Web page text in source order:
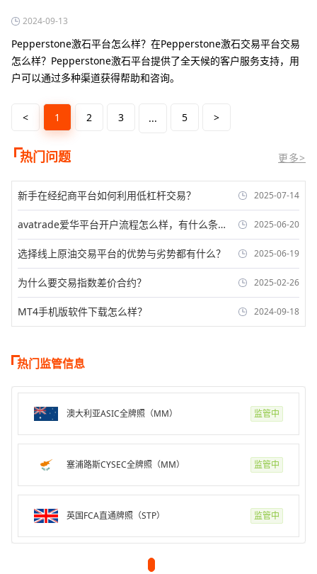
2024-09-13
Pepperstone激石平台怎么样？在Pepperstone激石交易平台交易
怎么样？Pepperstone激石平台提供了全天候的客户服务支持，用
户可以通过多种渠道获得帮助和咨询。
< 1 2 3 ... 5 >
热门问题 更多>
新手在经纪商平台如何利用低杠杆交易？ 2025-07-14
avatrade爱华平台开户流程怎么样，有什么条 2025-06-20
选择线上原油交易平台的优势与劣势都有什么？ 2025-06-19
为什么要交易指数差价合约？ 2025-02-26
MT4手机版软件下载怎么样？ 2024-09-18
热门监管信息
澳大利亚ASIC全牌照（MM） 监管中
塞浦路斯CYSEC全牌照（MM） 监管中
英国FCA直通牌照（STP） 监管中